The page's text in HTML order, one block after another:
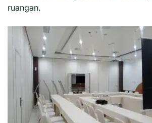
ruangan.